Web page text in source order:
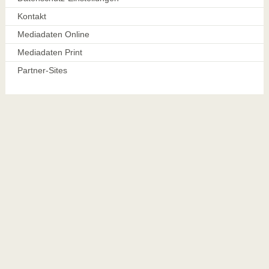
Kontakt
Mediadaten Online
Mediadaten Print
Partner-Sites